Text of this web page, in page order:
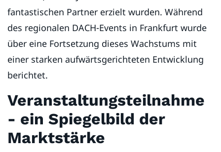
fantastischen Partner erzielt wurden. Während
des regionalen DACH-Events in Frankfurt wurde
über eine Fortsetzung dieses Wachstums mit
einer starken aufwärtsgerichteten Entwicklung
berichtet.
Veranstaltungsteilnahme
- ein Spiegelbild der
Marktstärke